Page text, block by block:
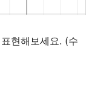
현해보세요. (수